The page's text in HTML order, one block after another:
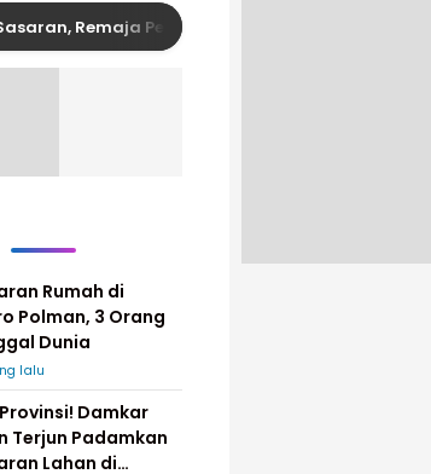
Remaja Pembusur Pelajar di Polman Diringkus
Rumah di
Polman, 3 Orang
Dunia
lalu
Damkar
Terjun Padamkan
Lahan di